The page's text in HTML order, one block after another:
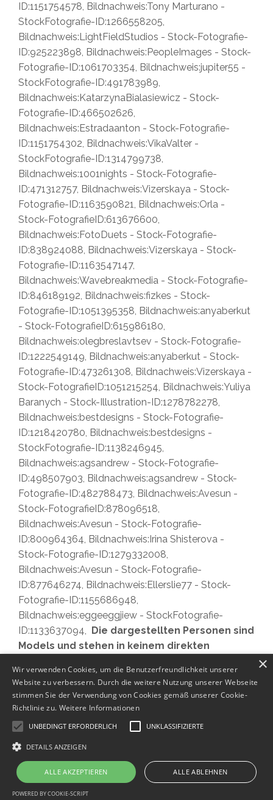
ID:1151754578, Bildnachweis:Tony Marturano -
StockFotografie-ID:1266558205,
Bildnachweis:LightFieldStudios - Stock-Fotografie-
ID:925223898, Bildnachweis:PeopleImages - Stock-
Fotografie-ID:1061703354, Bildnachweis:jupiter55 -
StockFotografie-ID:491783989,
Bildnachweis:KatarzynaBialasiewicz - Stock-
Fotografie-ID:466502626,
Bildnachweis:Estradaanton - Stock-Fotografie-
ID:1151754302, Bildnachweis:VikaValter -
StockFotografie-ID:1314799738,
Bildnachweis:1001nights - Stock-Fotografie-
ID:471312757, Bildnachweis:Vizerskaya - Stock-
Fotografie-ID:1163590821, Bildnachweis:Orla -
Stock-FotografieID:613676600,
Bildnachweis:FotoDuets - Stock-Fotografie-
ID:838924088, Bildnachweis:Vizerskaya - Stock-
Fotografie-ID:1163547147,
Bildnachweis:Wavebreakmedia - Stock-Fotografie-
ID:846189192, Bildnachweis:fizkes - Stock-
Fotografie-ID:1051395358, Bildnachweis:anyaberkut
- Stock-FotografieID:615986180,
Bildnachweis:olegbreslavtsev - Stock-Fotografie-
ID:1222549149, Bildnachweis:anyaberkut - Stock-
Fotografie-ID:473261308, Bildnachweis:Vizerskaya -
Stock-FotografieID:1051215254, Bildnachweis:Yuliya
Baranych - Stock-Illustration-ID:1278782278,
Bildnachweis:bestdesigns - Stock-Fotografie-
ID:1218420780, Bildnachweis:bestdesigns -
StockFotografie-ID:1138246945,
Bildnachweis:agsandrew - Stock-Fotografie-
ID:498507903, Bildnachweis:agsandrew - Stock-
Fotografie-ID:482788473, Bildnachweis:Avesun -
Stock-FotografieID:878096518,
Bildnachweis:Avesun - Stock-Fotografie-
ID:800964364, Bildnachweis:Irina Shisterova -
Stock-Fotografie-ID:1279332008,
Bildnachweis:Avesun - Stock-Fotografie-
ID:877646274, Bildnachweis:Ellerslie77 - Stock-
Fotografie-ID:1155686948,
Bildnachweis:eggeeggjiew - StockFotografie-
ID:1133637094,
Die dargestellten Personen sind
Models und stehen in keinem direkten
Inhalten oder Angeboten. Die Bilder dienen
ausschließlich der symbolischen Illustration.
Website sind – sofern nicht anders angegeben –
urheberrechtlich geschützt und Eigentum von
Christine Janson.
Wir verwenden Cookies, um die Benutzerfreundlichkeit unserer
Website zu verbessern. Durch die weitere Nutzung unserer Webseite
stimmen Sie der Verwendung von Cookies gemäß unserer Cookie-
Richtlinie zu. Weitere Informationen
UNBEDINGT ERFORDERLICH UNKLASSIFIZIERTE
DETAILS ANZEIGEN
ALLE AKZEPTIEREN ALLE ABLEHNEN
POWERED BY COOKIE-SCRIPT
×